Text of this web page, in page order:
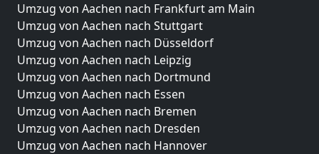
Umzug von Aachen nach Frankfurt am Main
Umzug von Aachen nach Stuttgart
Umzug von Aachen nach Düsseldorf
Umzug von Aachen nach Leipzig
Umzug von Aachen nach Dortmund
Umzug von Aachen nach Essen
Umzug von Aachen nach Bremen
Umzug von Aachen nach Dresden
Umzug von Aachen nach Hannover